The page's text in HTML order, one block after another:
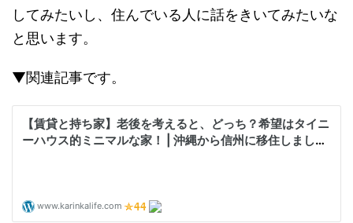
してみたいし、住んでいる人に話をきいてみたいな
と思います。
▼関連記事です。